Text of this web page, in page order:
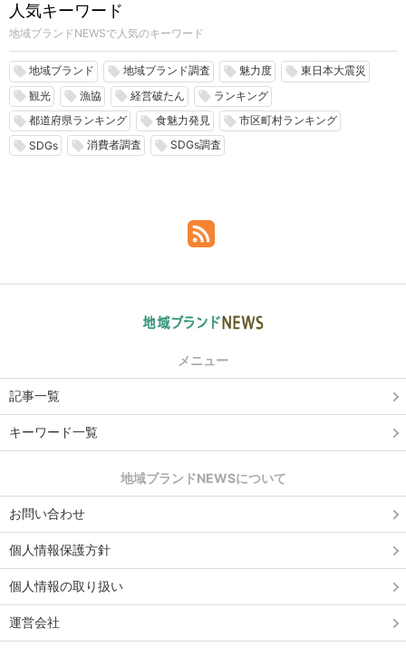
人気キーワード
地域ブランドNEWSで人気のキーワード
local_offer 地域ブランド local_offer 地域ブランド調査 local_offer 魅力度 local_offer 東日本大震災
local_offer 観光 local_offer 漁協 local_offer 経営破たん local_offer ランキング
local_offer 都道府県ランキング local_offer 食魅力発見 local_offer 市区町村ランキング
local_offer SDGs local_offer 消費者調査 local_offer SDGs調査
メニュー
記事一覧
キーワード一覧
地域ブランドNEWSについて
お問い合わせ
個人情報保護方針
個人情報の取り扱い
運営会社